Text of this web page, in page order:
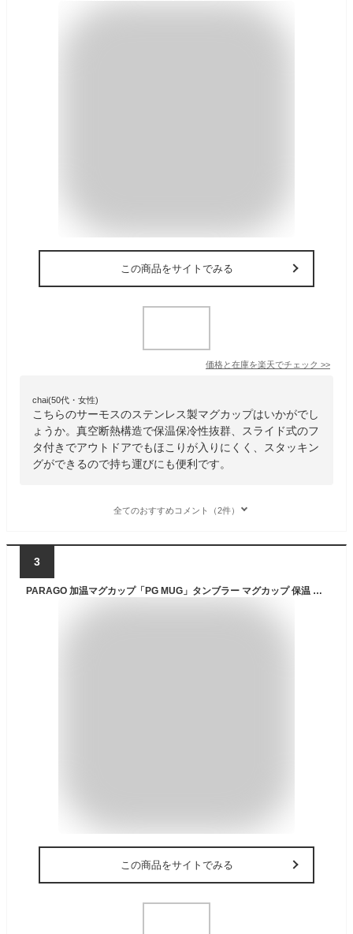
この商品をサイトでみる
価格と在庫を楽天でチェック >>
chai(50代・女性)
こちらのサーモスのステンレス製マグカップはいかがでし
ょうか。真空断熱構造で保温保冷性抜群、スライド式のフ
タ付きでアウトドアでもほこりが入りにくく、スタッキン
グができるので持ち運びにも便利です。
全てのおすすめコメント（2件）
3
PARAGO 加温マグカップ「PG MUG」タンブラー マグカップ 保温 加温 冷めない 充電式 飲み物 温かい プレゼント ドイツ製 秋 冬 飲み物を温める 黒 白 ブラック ホワイト 温まる ポカポカ 贈り物 両親 ギフト ずっと温かい 冷めないマグカップ 温度調整可能
この商品をサイトでみる